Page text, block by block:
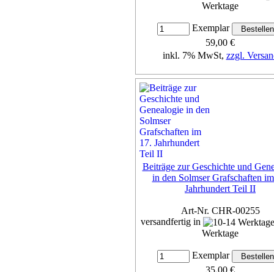
Werktage
Exemplar
59,00 €
inkl. 7% MwSt, zzgl.
Details...
Beiträge zur Geschichte und
in den Solmser Grafschaften
Jahrhundert Teil II
Art-Nr. CHR-00255
versandfertig in
Werktage
Exemplar